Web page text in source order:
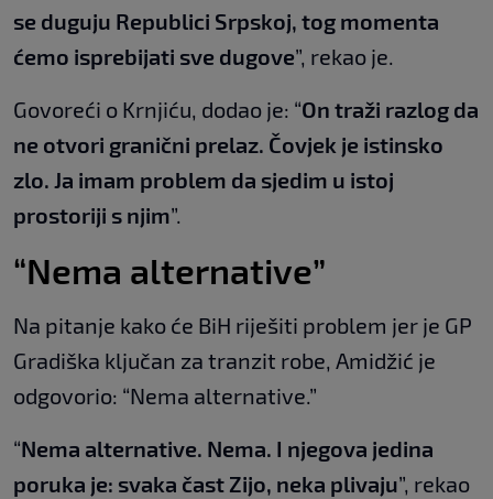
se duguju Republici Srpskoj, tog momenta
ćemo isprebijati sve dugove”, rekao je.
Govoreći o Krnjiću, dodao je: “On traži razlog da
ne otvori granični prelaz. Čovjek je istinsko
zlo. Ja imam problem da sjedim u istoj
prostoriji s njim”.
“Nema alternative”
Na pitanje kako će BiH riješiti problem jer je GP
Gradiška ključan za tranzit robe, Amidžić je
odgovorio: “Nema alternative.”
“Nema alternative. Nema. I njegova jedina
poruka je: svaka čast Zijo, neka plivaju”, rekao